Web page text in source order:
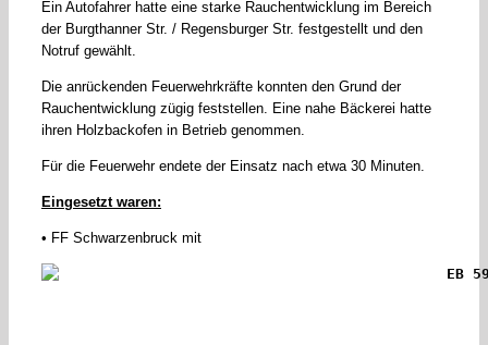
Ein Autofahrer hatte eine starke Rauchentwicklung im Bereich
der Burgthanner Str. / Regensburger Str. festgestellt und den
Notruf gewählt.
Die anrückenden Feuerwehrkräfte konnten den Grund der
Rauchentwicklung zügig feststellen. Eine nahe Bäckerei hatte
ihren Holzbackofen in Betrieb genommen.
Für die Feuerwehr endete der Einsatz nach etwa 30 Minuten.
Eingesetzt waren:
• FF Schwarzenbruck mit
EB